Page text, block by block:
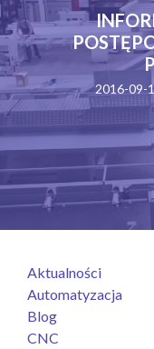
2016-09-
Aktualności
Automatyzacja
Blog
CNC